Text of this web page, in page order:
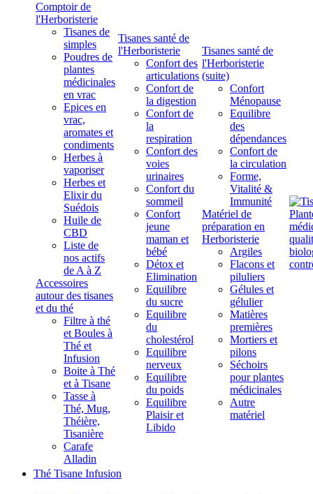
Comptoir de
l'Herboristerie
Tisanes de
simples
Poudres de
plantes
médicinales
en vrac
Epices en
vrac,
aromates et
condiments
Herbes à
vaporiser
Herbes et
Elixir du
Suédois
Huile de
CBD
Liste de
nos actifs
de A à Z
Accessoires
autour des tisanes
et du thé
Filtre à thé
et Boules à
Thé et
Infusion
Boite à Thé
et à Tisane
Tasse à
Thé, Mug,
Théière,
Tisanière
Carafe
Alladin
Tisanes santé de
l'Herboristerie
Confort des
articulations
Confort de
la digestion
Confort de
la
respiration
Confort des
voies
urinaires
Confort du
sommeil
Confort
jeune
maman et
bébé
Détox et
Elimination
Equilibre
du sucre
Equilibre
du
cholestérol
Equilibre
nerveux
Equilibre
du poids
Equilibre
Plaisir et
Libido
Tisanes santé de
l'Herboristerie
(suite)
Confort
Ménopause
Equilibre
des
dépendances
Confort de
la circulation
Forme,
Vitalité &
Immunité
Matériel de
préparation en
Herboristerie
Argiles
Flacons et
piluliers
Gélules et
gélulier
Matières
premières
Mortiers et
pilons
Séchoirs
pour plantes
médicinales
Autre
matériel
Thé Tisane Infusion